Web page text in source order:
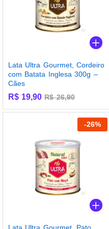
Lata Ultra Gourmet, Cordeiro
com Batata Inglesa 300g –
Cães
R$ 19,90 R$26,90
-26%